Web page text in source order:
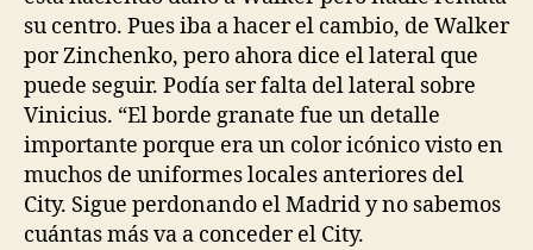
su centro. Pues iba a hacer el cambio, de Walker
por Zinchenko, pero ahora dice el lateral que
puede seguir. Podía ser falta del lateral sobre
Vinicius. “El borde granate fue un detalle
importante porque era un color icónico visto en
muchos de uniformes locales anteriores del
City. Sigue perdonando el Madrid y no sabemos
cuántas más va a conceder el City.